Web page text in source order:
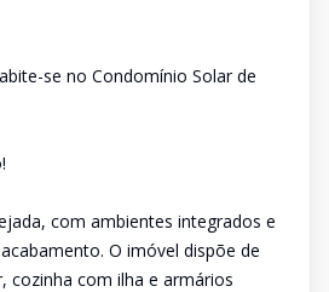
se no Condomínio Solar de
com ambientes integrados e
O imóvel dispõe de
cozinha com ilha e armários